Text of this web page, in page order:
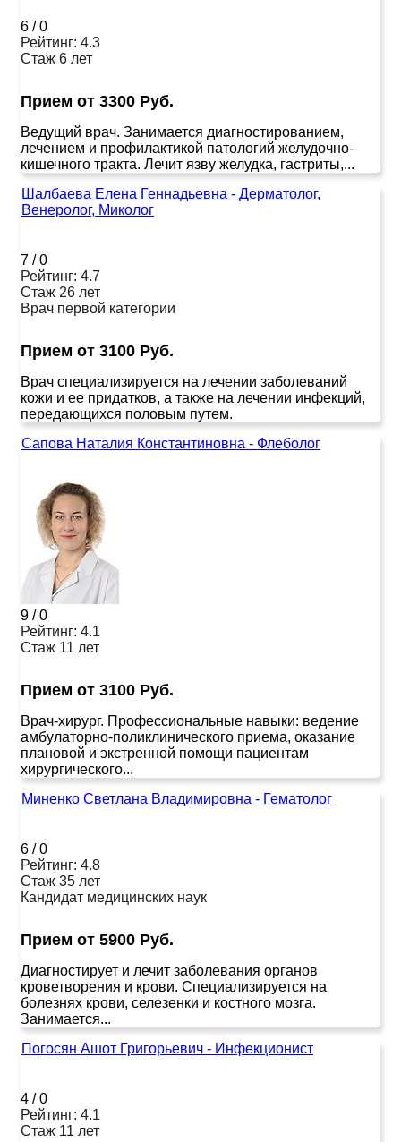
6 /0
Рейтинг: 4.3
Стаж 6 лет
Прием от 3300 Руб.
Ведущий врач. Занимается диагностированием,
лечением и профилактикой патологий желудочно-
кишечного тракта. Лечит язву желудка, гастриты,...
Шалбаева Елена Геннадьевна - Дерматолог,
Венеролог, Миколог
7 /0
Рейтинг: 4.7
Стаж 26 лет
Врач первой категории
Прием от 3100 Руб.
Врач специализируется на лечении заболеваний
кожи и ее придатков, а также на лечении инфекций,
передающихся половым путем.
Сапова Наталия Константиновна - Флеболог
9 /0
Рейтинг: 4.1
Стаж 11 лет
Прием от 3100 Руб.
Врач-хирург. Профессиональные навыки: ведение
амбулаторно-поликлинического приема, оказание
плановой и экстренной помощи пациентам
хирургического...
Миненко Светлана Владимировна - Гематолог
6 /0
Рейтинг: 4.8
Стаж 35 лет
Кандидат медицинских наук
Прием от 5900 Руб.
Диагностирует и лечит заболевания органов
кроветворения и крови. Специализируется на
болезнях крови, селезенки и костного мозга.
Занимается...
Погосян Ашот Григорьевич - Инфекционист
4 /0
Рейтинг: 4.1
Стаж 11 лет